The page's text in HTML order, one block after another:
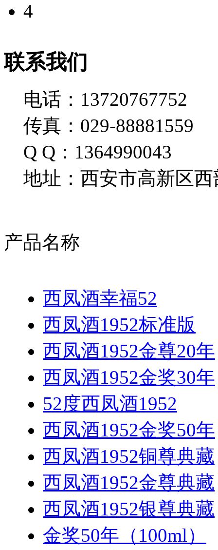
4
联系我们
电话：13720767752
传真：029-88881559
Q Q：1364990043
地址：西安市高新区西
产品名称
西凤酒幸福52
西凤酒1952标准版
西凤酒1952金尊20年
西凤酒1952金奖30年
52度西凤酒1952
西凤酒1952金奖50年
西凤酒1952铜尊典藏
西凤酒1952金尊典藏
西凤酒1952银尊典藏
金奖50年（100ml）